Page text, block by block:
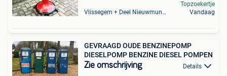
Vlissegem + Deel Nieuwmunster
Topzoekertje
Vandaag
GEVRAAGD OUDE BENZINEPOMP
DIESELPOMP BENZINE DIESEL POMPEN
Zie omschrijving Details